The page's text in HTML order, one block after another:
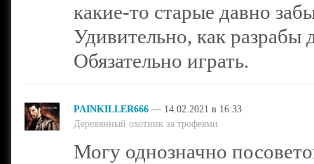
какие-то старые давно
Удивительно, как разрабы
Обязательно играть.
PAINKILLER666— 14.02.2021 в 16:33
Деревянный охотник за трофеями
Могу однозначно